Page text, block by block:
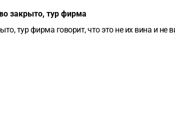
закрыто, тур фирма
тур фирма говорит, что это не их вина и не